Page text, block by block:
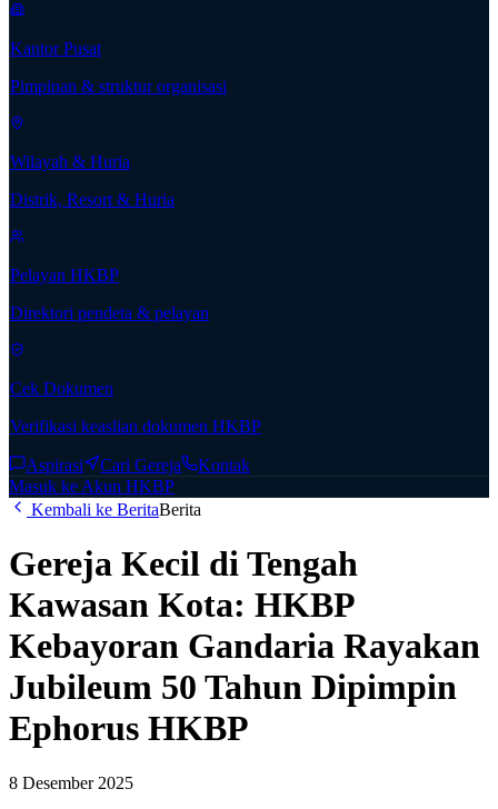
Kantor Pusat
Pimpinan & struktur organisasi
Wilayah & Huria
Distrik, Resort & Huria
Pelayan HKBP
Direktori pendeta & pelayan
Cek Dokumen
Verifikasi keaslian dokumen HKBP
Aspirasi Cari Gereja
Kontak
Masuk ke Akun HKBP
Kembali ke BeritaBerita
Gereja Kecil di Tengah
Kawasan Kota: HKBP
Kebayoran Gandaria Rayakan
Jubileum 50 Tahun Dipimpin
Ephorus HKBP
8 Desember 2025